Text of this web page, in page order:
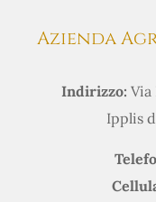
Azienda
Indirizzo: Via
Ipplis